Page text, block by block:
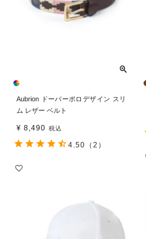
Aubrion ドーバーポロデザイン スリ
ム レザー ベルト
¥ 8,490 税込
4.50 （2）